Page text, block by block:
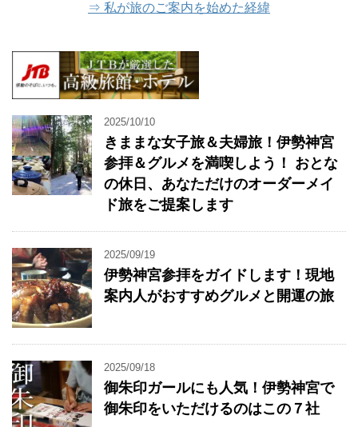
⇒ 私が旅のご案内を始めた経緯
2025/10/10
きままな女子旅＆夫婦旅！伊勢神宮
参拝＆グルメを満喫しよう！ おとな
の休日、あなただけのオーダーメイ
ド旅をご提案します
2025/09/19
伊勢神宮参拝をガイドします！現地
案内人がおすすめグルメと開運の旅
2025/09/18
御朱印ガールにも人気！伊勢神宮で
御朱印をいただけるのはこの７社